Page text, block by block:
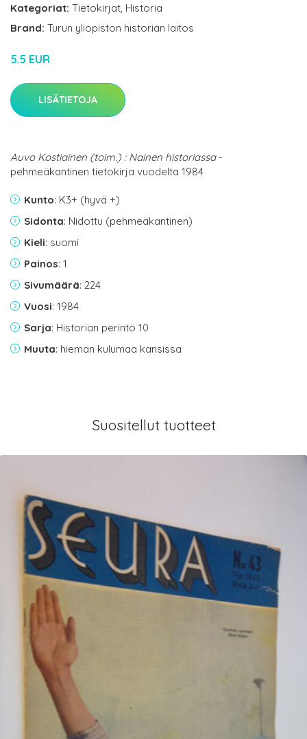
Kategoriat: Tietokirjat, Historia
Brand: Turun yliopiston historian laitos
5.5 EUR
LISÄTIETOJA
Auvo Kostiainen (toim.) : Nainen historiassa-
pehmeäkantinen tietokirja vuodelta 1984
Kunto: K3+ (hyvä +)
Sidonta: Nidottu (pehmeäkantinen)
Kieli: suomi
Painos: 1
Sivumäärä: 224
Vuosi: 1984
Sarja: Historian perintö 10
Muuta: hieman kulumaa kansissa
Suositellut tuotteet